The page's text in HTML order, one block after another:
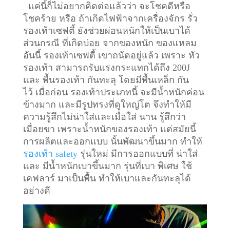
แค่นี้ก็ไม่อยากคิดต่อแล้วว่า จะโชคดีหรือ
โชคร้าย หรือ ถ้าเกิดไฟฟ้าจากเครื่องจักร รั่ว
รองเท้าเซฟตี้ ยังช่วยผ่อนหนักให้เป็นเบาได้
ส่วนกรณี ที่เกิดบ่อย จากของหนัก ของแหลม
อันนี้ รองเท้าเซฟตี้ เขาถนัดอยู่แล้ว เพราะ หัว
รองเท้า สามารถรับแรงกระแทกได้ถึง 200J
และ พื้นรองเท้า กันทะลุ โดยมีพื้นเหล็ก กัน
ไว้ เมื่อก่อน รองเท้าประเภทนี้ จะมีน้ำหนักค่อน
ข้างมาก และมีรูปทรงที่ดูใหญ่โต จึงทำให้มี
ความรู้สึกไม่น่าใส่และเมื่อใส่ นาน รู้สึกว่า
เมื่อยขา เพราะน้ำหนักของรองเท้า แต่สมัยนี้
การผลิตและออกแบบ นั้นพัฒนาขึ้นมาก ทำให้
รองเท้า safetyรุ่นใหม่ มีการออกแบบที่ น่าใส่
และ มีน้ำหนักเบาขึ้นมาก รุ่นที่เบา พิเศษ ใช้
เคฟลาร์ มาเป็นพื้น ทำให้เบาและกันทะลุได้
อย่างดี